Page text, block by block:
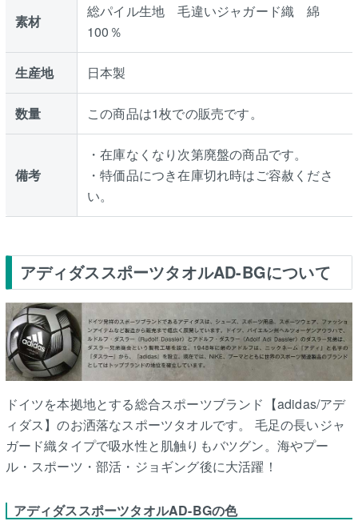
素材
総パイル生地 毛違いジャガード織 綿
100％
生産地 日本製
数量 この商品は1枚での販売です。
備考
・在庫なくなり次第廃盤の商品です。
・特価品につき在庫切れ時はご容赦くださ
い。
アディダススポーツタオルAD-BGについて
ドイツを本拠地とする総合スポーツブランド【adidas/アデ
ィダス】のお洒落なスポーツタオルです。 毛足の長いジャ
ガード織タイプで吸水性と肌触りもバツグン。海やプー
ル・スポーツ・部活・ジョギング後に大活躍！
アディダススポーツタオルAD-BGの色